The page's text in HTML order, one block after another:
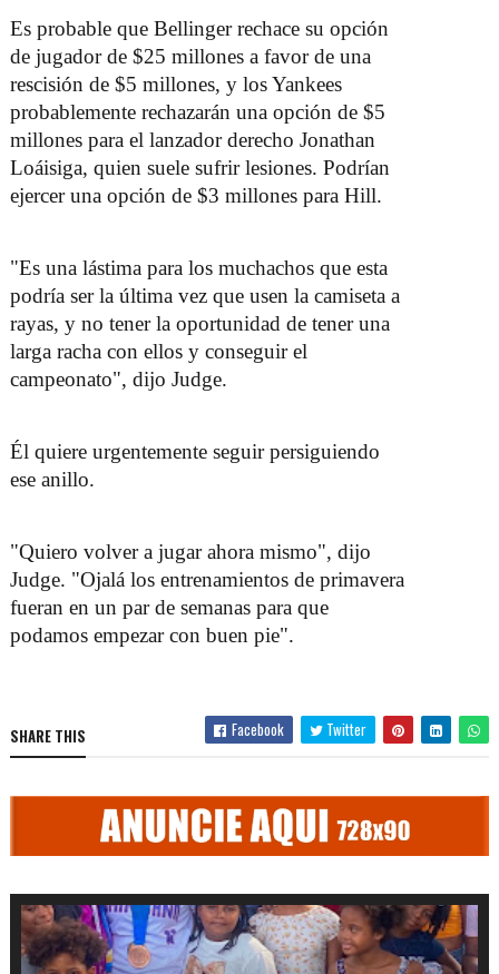
Es probable que Bellinger rechace su opción
de jugador de $25 millones a favor de una
rescisión de $5 millones, y los Yankees
probablemente rechazarán una opción de $5
millones para el lanzador derecho Jonathan
Loáisiga, quien suele sufrir lesiones. Podrían
ejercer una opción de $3 millones para Hill.
"Es una lástima para los muchachos que esta
podría ser la última vez que usen la camiseta a
rayas, y no tener la oportunidad de tener una
larga racha con ellos y conseguir el
campeonato", dijo Judge.
Él quiere urgentemente seguir persiguiendo
ese anillo.
"Quiero volver a jugar ahora mismo", dijo
Judge. "Ojalá los entrenamientos de primavera
fueran en un par de semanas para que
podamos empezar con buen pie".
SHARE THIS Facebook Twitter